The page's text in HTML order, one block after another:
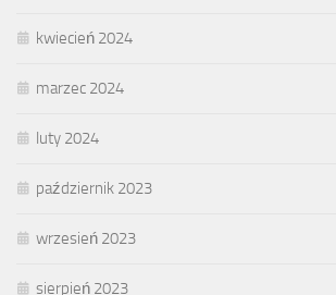
kwiecień 2024
marzec 2024
luty 2024
październik 2023
wrzesień 2023
sierpień 2023